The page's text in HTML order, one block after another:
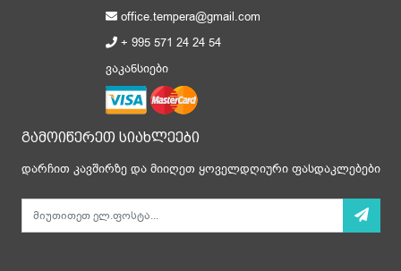
office.tempera@gmail.com
+ 995 571 24 24 54
ვაკანსიები
გამოიწერეთ სიახლეები
დარჩით კავშირზე და მიიღეთ ყოველდღიური ფასდაკლებები